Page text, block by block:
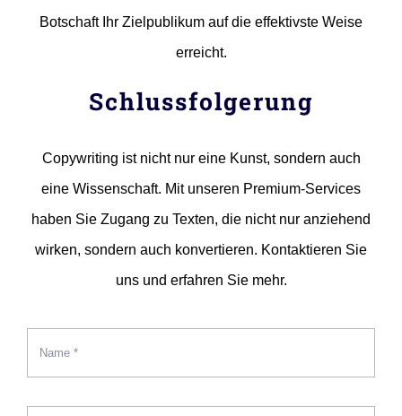
Botschaft Ihr Zielpublikum auf die effektivste Weise
erreicht.
Schlussfolgerung
Copywriting ist nicht nur eine Kunst, sondern auch
eine Wissenschaft. Mit unseren Premium-Services
haben Sie Zugang zu Texten, die nicht nur anziehend
wirken, sondern auch konvertieren. Kontaktieren Sie
uns und erfahren Sie mehr.